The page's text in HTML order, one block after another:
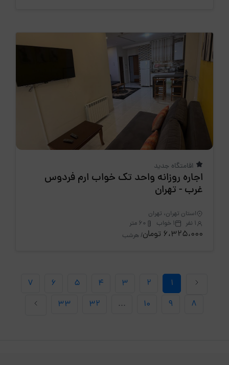
اقامتگاه جدید
اجاره روزانه واحد تک خواب ارم فردوس
غرب - تهران
استان تهران، تهران
1 نفر
1 خواب 60 متر
6،325،000 تومان / هرشب
1
2
3
4
5
6
7
8
9
10
...
32
33